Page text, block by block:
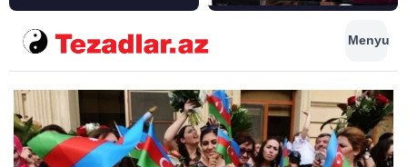
Menyu